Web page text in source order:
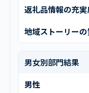
返礼品情報の充
地域ストーリー
男女別部門結果
男性